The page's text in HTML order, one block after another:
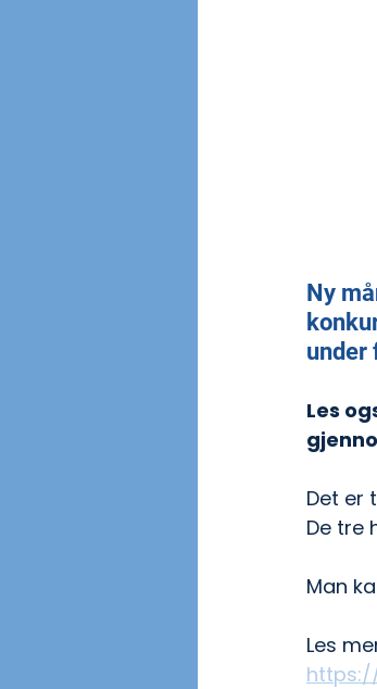
Ny
under
Les
Det er
De tre
Man
Les